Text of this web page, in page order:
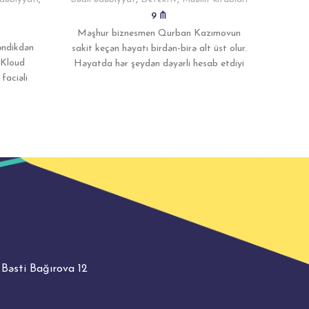
faciəli
9 ₼
Məşhur biznesmen Qurban Kazımovun
sakit keçən həyatı birdən-birə alt üst olur.
Həyatda hər şeydən dəyərli hesab etdiyi
Bəsti Bağırova 12